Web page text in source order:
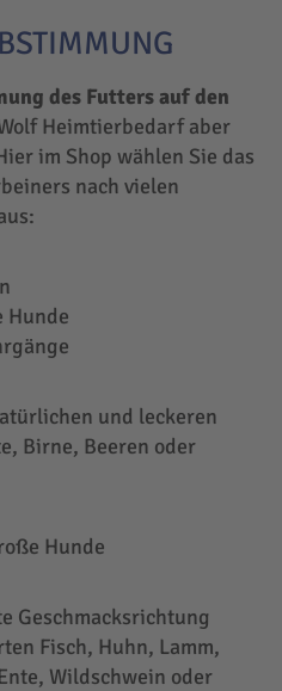
des Futters auf den
Heimtierbedarf aber
im Shop wählen Sie das
nach vielen
Hunde
und leckeren
Birne, Beeren oder
Hunde
Geschmacksrichtung
Fisch, Huhn, Lamm,
Wildschwein oder